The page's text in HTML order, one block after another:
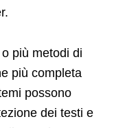
più metodi di
più completa
possono
dei testi e